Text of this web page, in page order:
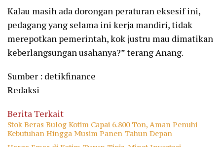
Kalau masih ada dorongan peraturan eksesif ini,
pedagang yang selama ini kerja mandiri, tidak
merepotkan pemerintah, kok justru mau dimatikan
keberlangsungan usahanya?” terang Anang.
Sumber : detikfinance
Redaksi
Berita Terkait
Stok Beras Bulog Kotim Capai 6.800 Ton, Aman Penuhi
Kebutuhan Hingga Musim Panen Tahun Depan